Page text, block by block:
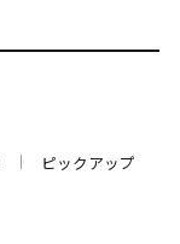
ピックアップ